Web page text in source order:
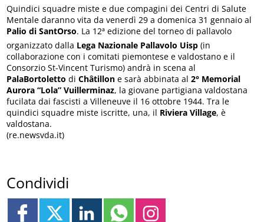
Quindici squadre miste e due compagini dei Centri di Salute
Mentale daranno vita da venerdì 29 a domenica 31 gennaio al
Palio di SantOrso. La 12ª edizione del torneo di pallavolo
organizzato dalla Lega Nazionale Pallavolo Uisp (in
collaborazione con i comitati piemontese e valdostano e il
Consorzio St-Vincent Turismo) andrà in scena al
PalaBortoletto diChâtillon e sarà abbinata al2° Memorial
Aurora “Lola” Vuillerminaz, la giovane partigiana valdostana
fucilata dai fascisti a Villeneuve il 16 ottobre 1944. Tra le
quindici squadre miste iscritte, una, il Riviera Village, è
valdostana.
(re.newsvda.it)
Condividi